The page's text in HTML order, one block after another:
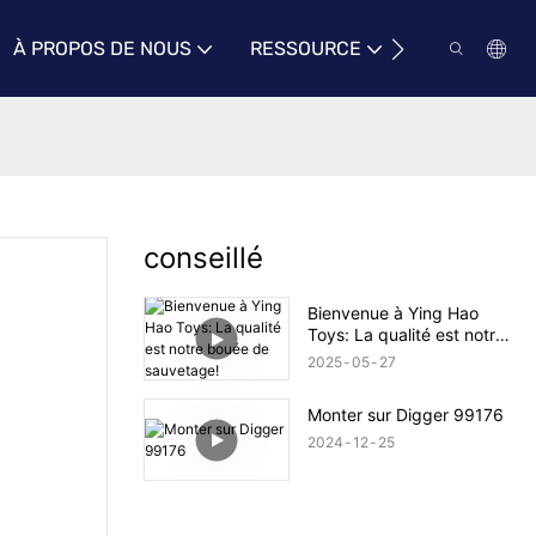
À PROPOS DE NOUS RESSOURCE
conseillé
Bienvenue à Ying Hao
Toys: La qualité est notre
bouée de sauvetage!
2025 05 27
Monter sur Digger 99176
2024 12 25